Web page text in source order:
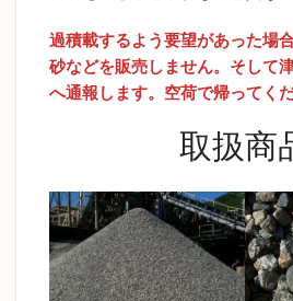
過積載するよう要望があった場
砂などを販売しません。そして
へ通報します。空荷で帰ってくだ
取扱商